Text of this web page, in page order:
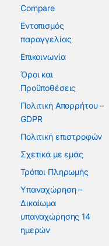
Compare
Εντοπισμός
παραγγελίας
Επικοινωνία
Όροι και
Προϋποθέσεις
Πολιτική Απορρήτου –
GDPR
Πολιτική επιστροφών
Σχετικά με εμάς
Τρόποι Πληρωμής
Υπαναχώρηση –
Δικαίωμα
υπαναχώρησης 14
ημερών